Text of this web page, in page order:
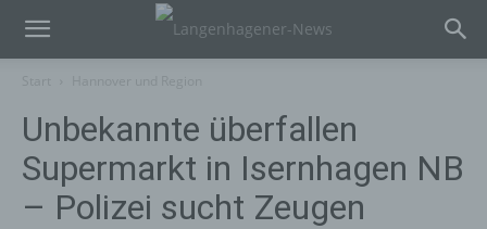
Unbekannte überfallen
Supermarkt in Isernhagen NB
– Polizei sucht Zeugen